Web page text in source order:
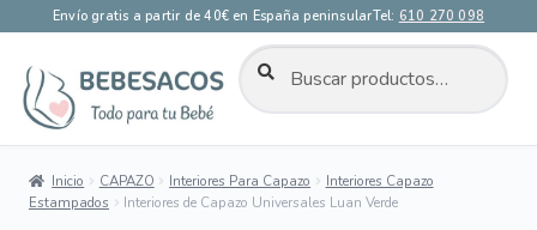
Envío gratis a partir de 40€ en España peninsularTel: 610 270 098
navegación
Buscar
por:
BUSCAR
Inicio CAPAZO Interiores Para Capazo
Interiores Capazo
Estampados
Interiores de Capazo Universales Luan Verde